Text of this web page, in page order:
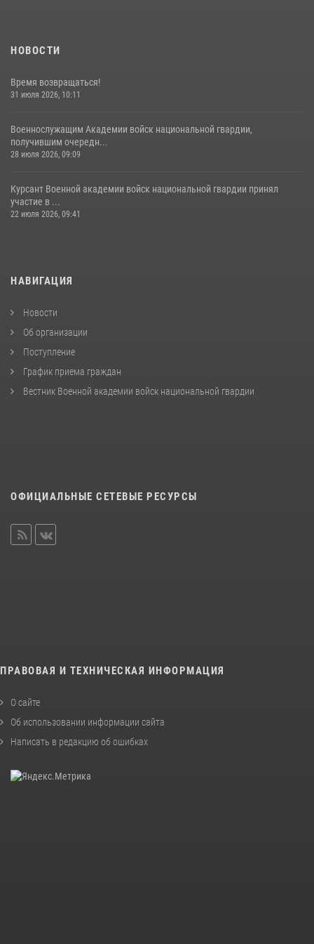
НОВОСТИ
Время возвращаться!
31 июля 2026, 10:11
Военнослужащим Академии войск национальной гвардии,
получившим очередн...
28 июля 2026, 09:09
Курсант Военной академии войск национальной гвардии принял
участие в ...
22 июля 2026, 09:41
НАВИГАЦИЯ
Новости
Об организации
Поступление
График приема граждан
Вестник Военной академии войск национальной гвардии
ОФИЦИАЛЬНЫЕ СЕТЕВЫЕ РЕСУРСЫ
ПРАВОВАЯ И ТЕХНИЧЕСКАЯ ИНФОРМАЦИЯ
О сайте
Об использовании информации сайта
Написать в редакцию об ошибках